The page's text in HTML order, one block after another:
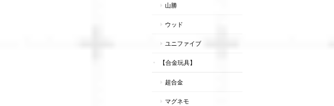
山勝
ウッド
ユニファイブ
【合金玩具】
超合金
マグネモ